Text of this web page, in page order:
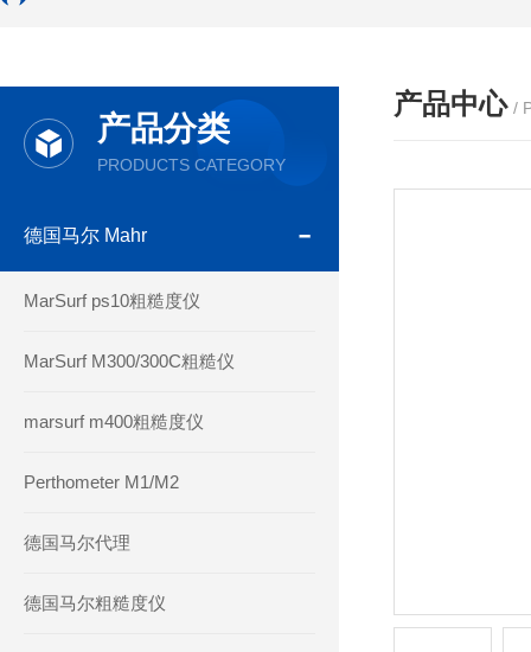
产品分类
PRODUCTS CATEGORY
德国马尔 Mahr
MarSurf ps10粗糙度仪
MarSurf M300/300C粗糙仪
marsurf m400粗糙度仪
Perthometer M1/M2
德国马尔代理
德国马尔粗糙度仪
产品中心 /